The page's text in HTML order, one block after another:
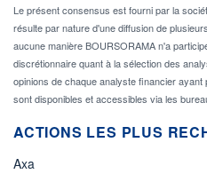
Le présent consensus est fourni par la
résulte par nature d'une diffusion de
aucune manière BOURSORAMA n'a
discrétionnaire quant à la sélection des
opinions de chaque analyste financier
sont disponibles et accessibles via les
ACTIONS LES PLUS
Axa